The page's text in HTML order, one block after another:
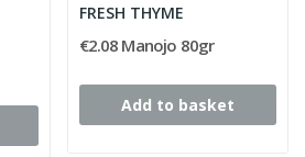
FRESH THYME
€2.08 Manojo 80gr
Add to basket